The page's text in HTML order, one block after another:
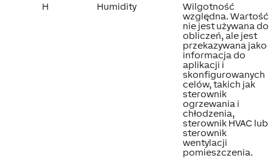
H
Humidity
Wilgotność
względna. Wartość
nie jest używana do
obliczeń, ale jest
przekazywana jako
informacja do
aplikacji i
skonfigurowanych
celów, takich jak
sterownik
ogrzewania i
chłodzenia,
sterownik HVAC lub
sterownik
wentylacji
pomieszczenia.